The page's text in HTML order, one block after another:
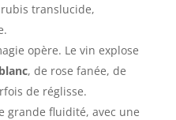
translucide,
opère. Le vin explose
, de rose fanée, de
de réglisse.
grande fluidité, avec une